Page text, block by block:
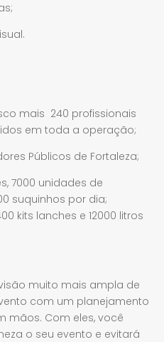
mais 240 profissionais
em toda a operação;
Públicos de Fortaleza;
7000 unidades de
suquinhos por dia;
kits lanches e 12000 litros
muito mais ampla de
com um planejamento
mãos. Com eles, você
o seu evento e evitará